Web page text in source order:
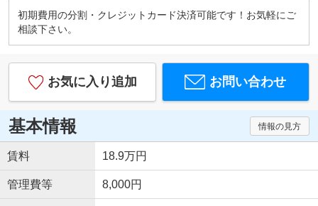
初期費用の分割・クレジットカード決済可能です！お気軽にご
相談下さい。
お気に入り追加 お問い合わせ
基本情報 情報の見方
賃料 18.9万円
管理費等 8,000円